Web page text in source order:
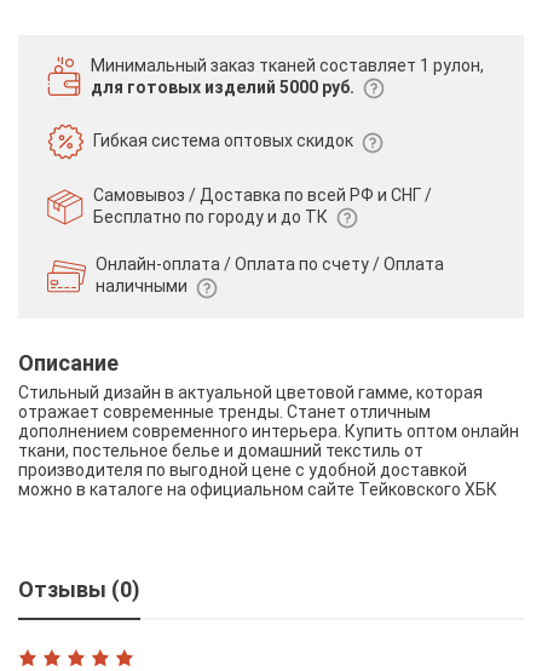
Минимальный заказ тканей составляет 1 рулон,
для готовых изделий 5000 руб.
Гибкая системаоптовых скидок
Самовывоз / Доставка по всей РФ и СНГ /
Бесплатно по городу и до ТК
Онлайн-оплата / Оплата по счету /Оплата
наличными
Описание
Стильный дизайн в актуальной цветовой гамме, которая
отражает современные тренды. Станет отличным
дополнением современного интерьера. Купить оптом онлайн
ткани, постельное белье и домашний текстиль от
производителя по выгодной цене с удобной доставкой
можно в каталоге на официальном сайте Тейковского ХБК
Отзывы (0)